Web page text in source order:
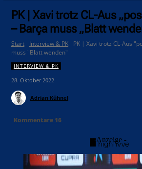
PK | Xavi trotz CL-Aus
– Barça muss „Blatt
Start Interview & PK
PK | Xavi trotz CL-Aus
muss "Blatt wenden"
INTERVIEW & PK
28. Oktober 2022
Adrian Kühnel
Kommentare 16
- Anzeige -